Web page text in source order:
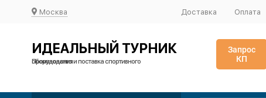
Москва Доставка Оплата
ИДЕАЛЬНЫЙ ТУРНИК
Производство и поставка спортивного оборудования
Запрос
КП